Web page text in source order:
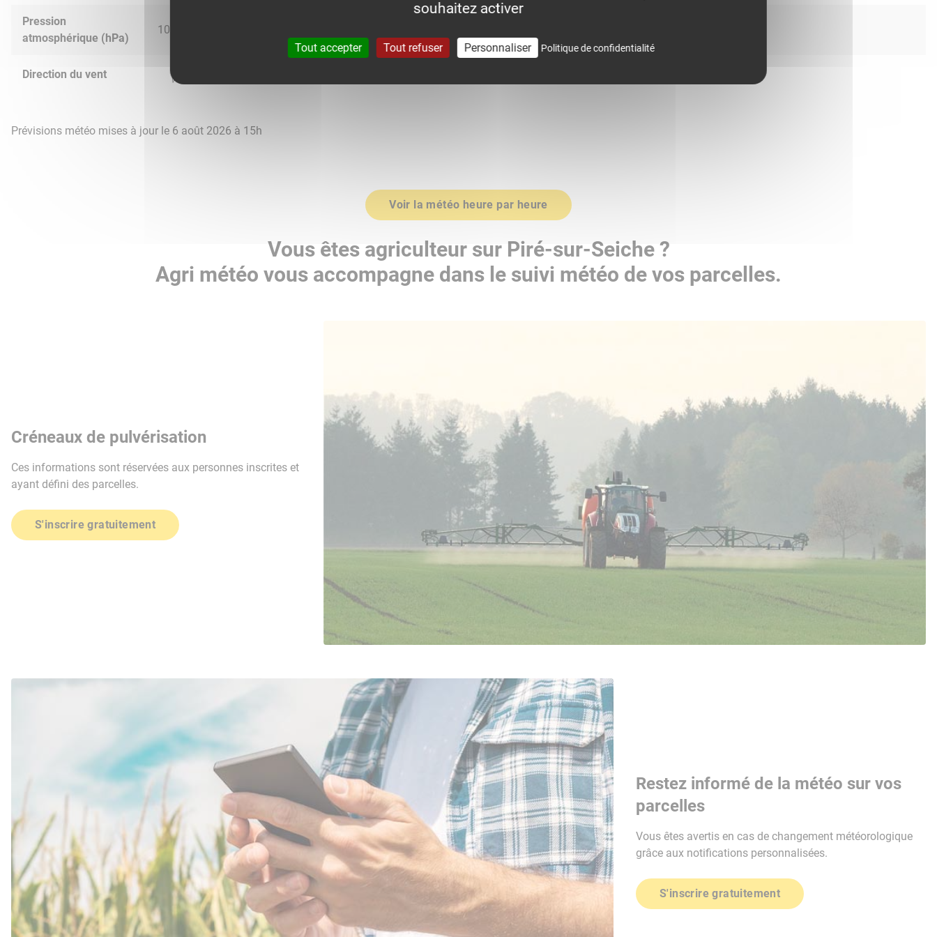
Pression
atmosphérique (hPa)
1024.0
Direction du vent
Prévisions météo mises à jour le 6 août 2026 à 15h
Voir la météo heure par heure
Vous êtes agriculteur sur Piré-sur-Seiche ?
Agri météo vous accompagne dans le suivi météo de vos parcelles.
Créneaux de pulvérisation
Ces informations sont réservées aux personnes inscrites et
ayant défini des parcelles.
S'inscrire gratuitement
Restez informé de la météo sur vos
parcelles
Vous êtes avertis en cas de changement météorologique
grâce aux notifications personnalisées.
S'inscrire gratuitement
souhaitez activer
Tout accepter Tout refuser Personnaliser Politique de confidentialité